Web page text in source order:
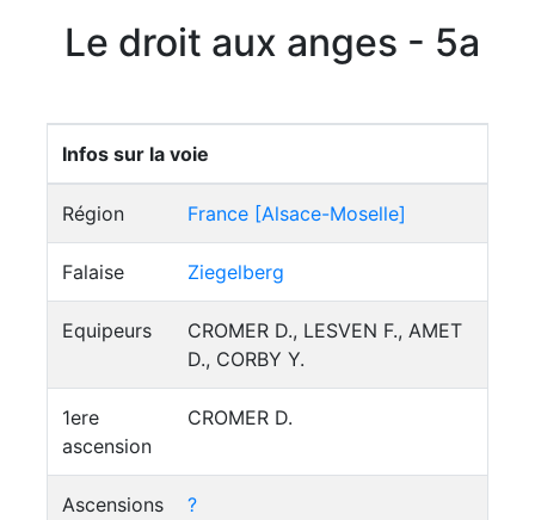
Le droit aux anges - 5a
Infos sur la voie
Région France [Alsace-Moselle]
Falaise Ziegelberg
Equipeurs
CROMER D., LESVEN F., AMET
D., CORBY Y.
1ere
ascension
CROMER D.
Ascensions
?